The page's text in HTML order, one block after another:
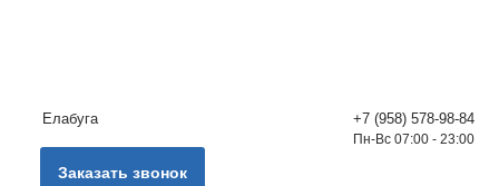
Елабуга +7 (958) 578-98-84
Пн-Вс 07:00 - 23:00
Заказать звонок